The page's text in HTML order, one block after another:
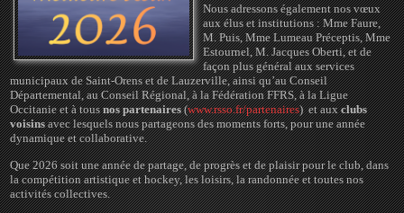
Nous adressons également nos vœux
aux élus et institutions : Mme Faure,
M. Puis, Mme Lumeau Préceptis, Mme
Estournel, M. Jacques Oberti, et de
façon plus général aux services
municipaux de Saint-Orens et de Lauzerville, ainsi qu’au Conseil
Départemental, au Conseil Régional, à la Fédération FFRS, à la Ligue
Occitanie et à tousnos partenaires (www.rsso.fr/partenaires)et auxclubs
voisinsavec lesquels nous partageons des moments forts, pour une année
dynamique et collaborative.
Que 2026 soit une année de partage, de progrès et de plaisir pour le club, dans
la compétition artistique et hockey, les loisirs, la randonnée et toutes nos
activités collectives.